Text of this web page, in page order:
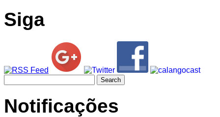
Siga
for:
Notificações